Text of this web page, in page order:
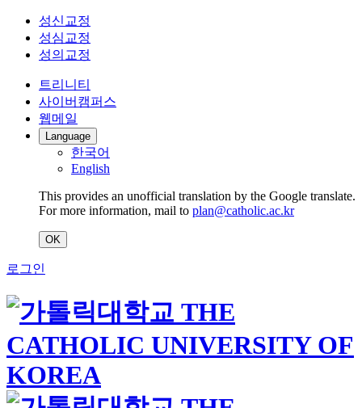
성신교정
성심교정
성의교정
트리니티
사이버캠퍼스
웹메일
Language
한국어
English
This provides an unofficial translation by the Google translate.
For more information, mail to plan@catholic.ac.kr
OK
로그인